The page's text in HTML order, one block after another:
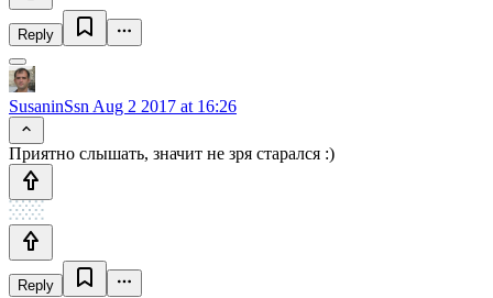
Reply
SusaninSsn Aug 2 2017 at 16:26
Приятно слышать, значит не зря старался :)
Reply